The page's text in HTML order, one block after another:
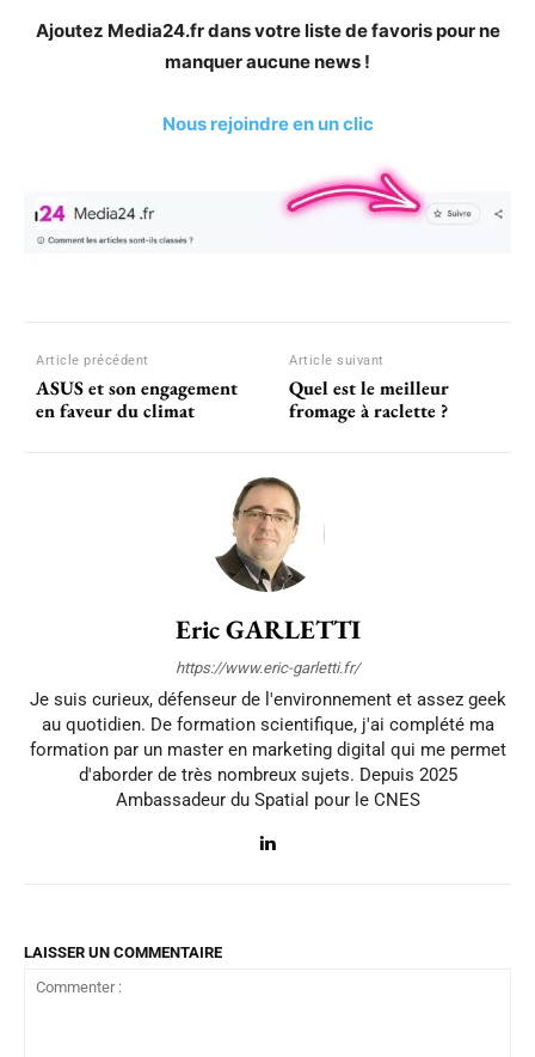
Ajoutez Media24.fr dans votre liste de favoris pour ne
manquer aucune news !
Nous rejoindre en un clic
Article précédent
ASUS et son engagement
en faveur du climat
Article suivant
Quel est le meilleur
fromage à raclette ?
Eric GARLETTI
https://www.eric-garletti.fr/
Je suis curieux, défenseur de l'environnement et assez geek
au quotidien. De formation scientifique, j'ai complété ma
formation par un master en marketing digital qui me permet
d'aborder de très nombreux sujets. Depuis 2025
Ambassadeur du Spatial pour le CNES
LAISSER UN COMMENTAIRE